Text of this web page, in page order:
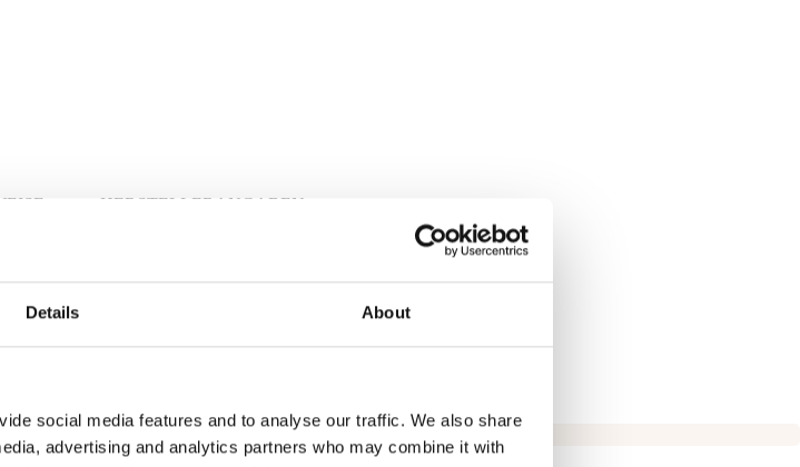
Details About
social media features and to analyse our traffic. We also share
advertising and analytics partners who may combine it with
HERSTELLERANGABEN